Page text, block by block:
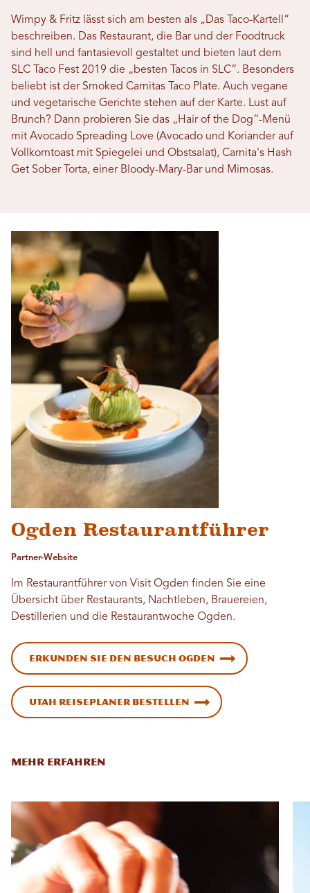
Wimpy & Fritz lässt sich am besten als „Das Taco-Kartell“
beschreiben. Das Restaurant, die Bar und der Foodtruck
sind hell und fantasievoll gestaltet und bieten laut dem
SLC Taco Fest 2019 die „besten Tacos in SLC“. Besonders
beliebt ist der Smoked Carnitas Taco Plate. Auch vegane
und vegetarische Gerichte stehen auf der Karte. Lust auf
Brunch? Dann probieren Sie das „Hair of the Dog“-Menü
mit Avocado Spreading Love (Avocado und Koriander auf
Vollkorntoast mit Spiegelei und Obstsalat), Carnita's Hash
Get Sober Torta, einer Bloody-Mary-Bar und Mimosas.
Ogden Restaurantführer
Partner-Website
Im Restaurantführer von Visit Ogden finden Sie eine
Übersicht über Restaurants, Nachtleben, Brauereien,
Destillerien und die Restaurantwoche Ogden.
Erkunden Sie den Besuch Ogden
Utah Reiseplaner bestellen
MEHR ERFAHREN